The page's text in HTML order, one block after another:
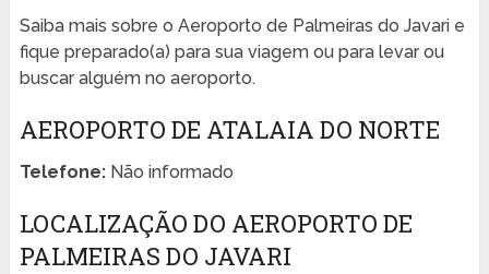
Saiba mais sobre o Aeroporto de Palmeiras do Javari e
fique preparado(a) para sua viagem ou para levar ou
buscar alguém no aeroporto.
AEROPORTO DE ATALAIA DO NORTE
Telefone:Não informado
LOCALIZAÇÃO DO AEROPORTO DE
PALMEIRAS DO JAVARI